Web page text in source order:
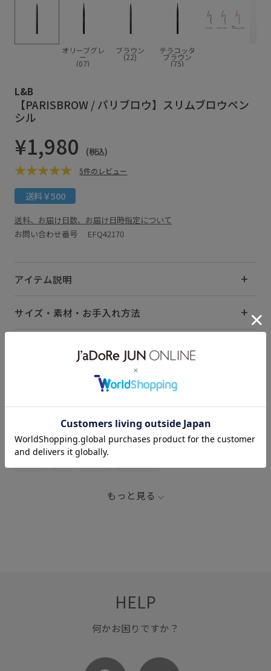
オリーブグレ
ー
(07)
ブラウン
(22)
テラコッタ
ブラウン
(75)
L&B
【PARISBROW / パリブロウ】スリムブロウペン
シル
¥1,980 (税込)
5件のレビュー
送料￥500
送料、お届け日数、お届け日時指定について
お問い合わせ番号 EFQ42170
アイテム説明
サイズ・素材・お手入れ方法
関連タグ
3000円以下 LB_COUPON コスメ/香水 メイク
もっと見る
HELP
何かお困りですか？